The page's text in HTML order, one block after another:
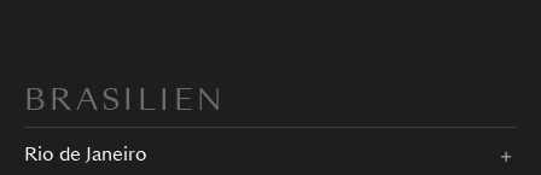
BRASILIEN
Rio de Janeiro